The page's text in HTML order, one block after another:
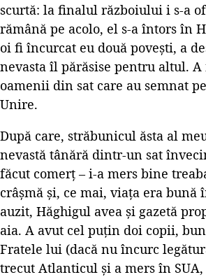
scurtă: la finalul războiului i s-a
rămână pe acolo, el s-a întors în
oi fi încurcat eu două povești, a
nevasta îl părăsise pentru altul.
oamenii din sat care au semnat
Unire.
După care, străbunicul ăsta al
nevastă tânără dintr-un sat
făcut comerț – i-a mers bine
crâșmă și, ce mai, viața era bună
auzit, Hăghigul avea și gazetă
aia. A avut cel puțin doi copii,
Fratele lui (dacă nu încurc
trecut Atlanticul și a mers în SUA,